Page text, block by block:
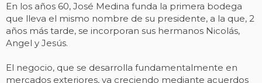
En los años 60, José Medina funda la primera bodega
que lleva el mismo nombre de su presidente, a la que, 2
años más tarde, se incorporan sus hermanos Nicolás,
Angel y Jesús.
El negocio, que se desarrolla fundamentalmente en
mercados exteriores, va creciendo mediante acuerdos